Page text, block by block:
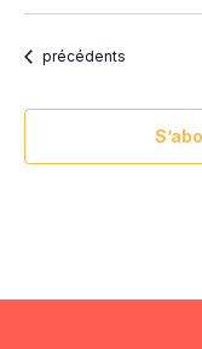
Évènements
précédents